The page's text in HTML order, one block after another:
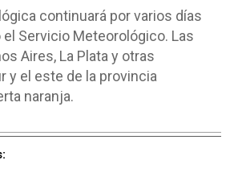
continuará por varios días
Servicio Meteorológico. Las
Aires, La Plata y otras
y el este de la provincia
naranja.